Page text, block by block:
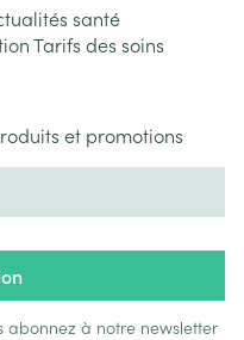
santé
Tarifs des soins
et promotions
abonnez à notre newsletter